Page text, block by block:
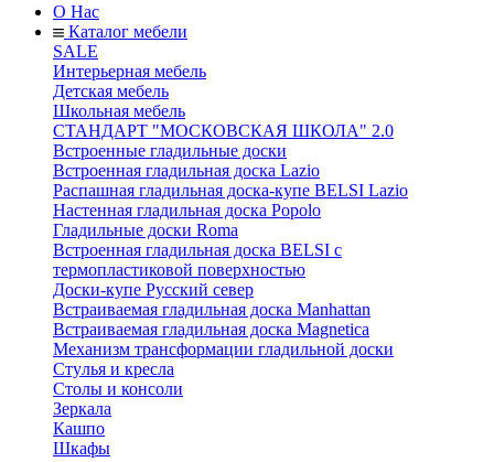
О Нас
Каталог мебели
SALE
Интерьерная мебель
Детская мебель
Школьная мебель
СТАНДАРТ "МОСКОВСКАЯ ШКОЛА" 2.0
Встроенные гладильные доски
Встроенная гладильная доска Lazio
Распашная гладильная доска-купе BELSI Lazio
Настенная гладильная доска Popolo
Гладильные доски Roma
Встроенная гладильная доска BELSI с
термопластиковой поверхностью
Доски-купе Русский север
Встраиваемая гладильная доска Manhattan
Встраиваемая гладильная доска Magnetica
Механизм трансформации гладильной доски
Стyлья и кресла
Столы и консоли
Зеркала
Кашпо
Шкафы